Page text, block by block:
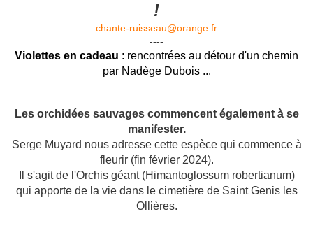
!
chante-ruisseau@orange.fr
----
Violettes en cadeau : rencontrées au détour d'un chemin
par Nadège Dubois ...
Les orchidées sauvages commencent également à se
manifester.
Serge Muyard nous adresse cette espèce qui commence à
fleurir (fin février 2024).
Il s'agit de l'Orchis géant (Himantoglossum robertianum)
qui apporte de la vie dans le cimetière de Saint Genis les
Ollières.